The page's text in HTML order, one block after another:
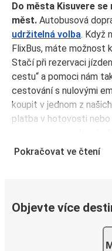
Do města Kisuvere
měst. Autobusová
udržitelná volba. Když
FlixBus, máte možnost
Stačí při rezervaci
cestu“ a pomoci nám
cestování s nulovými
koupit v jednom z
platba v hotovosti
máte možnost
Ať jste kdekoli v zemi
to města Kisuvere:
, a FlixBus
Pokračovat ve čtení
Objevte více